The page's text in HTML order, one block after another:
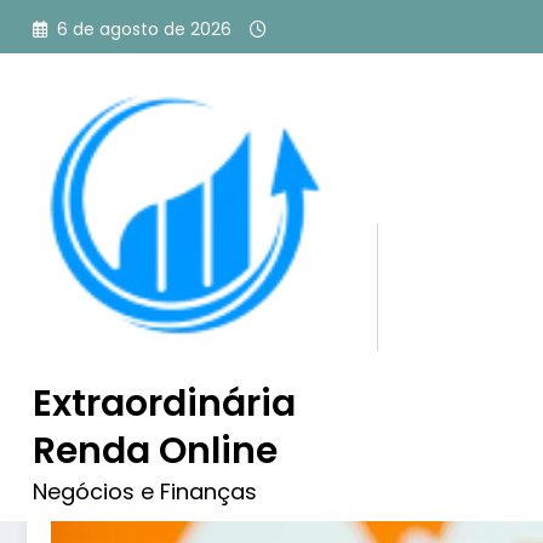
Pular
para
6 de agosto de 2026
Extraordinária
Renda Online
Negócios e Finanças
É Oficial: Marketplace
Brasil e Ameaça Gigantes